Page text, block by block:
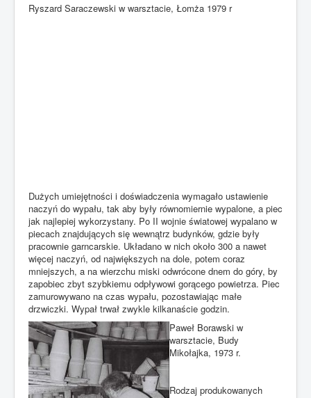
Ryszard Saraczewski w warsztacie, Łomża 1979 r
Dużych umiejętności i doświadczenia wymagało ustawienie
naczyń do wypału, tak aby były równomiernie wypalone, a piec
jak najlepiej wykorzystany. Po II wojnie światowej wypalano w
piecach znajdujących się wewnątrz budynków, gdzie były
pracownie garncarskie. Układano w nich około 300 a nawet
więcej naczyń, od największych na dole, potem coraz
mniejszych, a na wierzchu miski odwrócone dnem do góry, by
zapobiec zbyt szybkiemu odpływowi gorącego powietrza. Piec
zamurowywano na czas wypału, pozostawiając małe
drzwiczki. Wypał trwał zwykle kilkanaście godzin.
Paweł Borawski w
warsztacie, Budy
Mikołajka, 1973 r.
Rodzaj produkowanych